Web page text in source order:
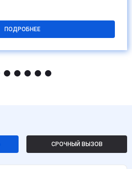
ПОДРОБНЕЕ
СРОЧНЫЙ ВЫЗОВ